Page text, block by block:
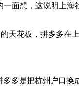
面想，这说明上
天花板，拼多多
多是把杭州户口换